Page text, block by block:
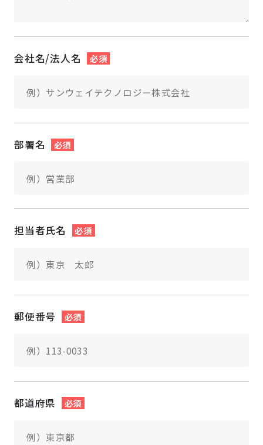
会社名/法人名 必須
部署名 必須
担当者氏名 必須
郵便番号 必須
都道府県 必須